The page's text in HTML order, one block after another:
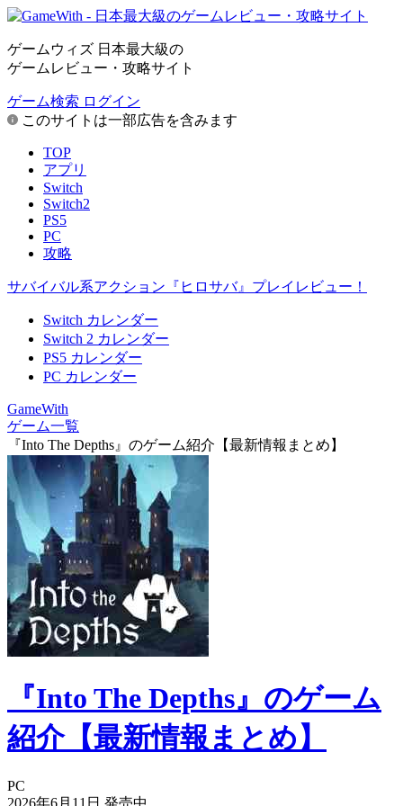
ゲームウィズ 日本最大級の
ゲームレビュー・攻略サイト
ゲーム検索 ログイン
このサイトは一部広告を含みます
TOP
アプリ
Switch
Switch2
PS5
PC
攻略
サバイバル系アクション『ヒロサバ』プレイレビュー！
Switch カレンダー
Switch 2 カレンダー
PS5 カレンダー
PC カレンダー
GameWith
ゲーム一覧
『Into The Depths』のゲーム紹介【最新情報まとめ】
『Into The Depths』のゲーム
紹介【最新情報まとめ】
PC
2026年6月11日 発売中